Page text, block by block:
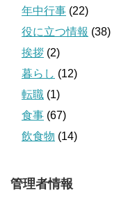
年中行事 (22)
役に立つ情報 (38)
挨拶 (2)
暮らし (12)
転職 (1)
食事 (67)
飲食物 (14)
管理者情報